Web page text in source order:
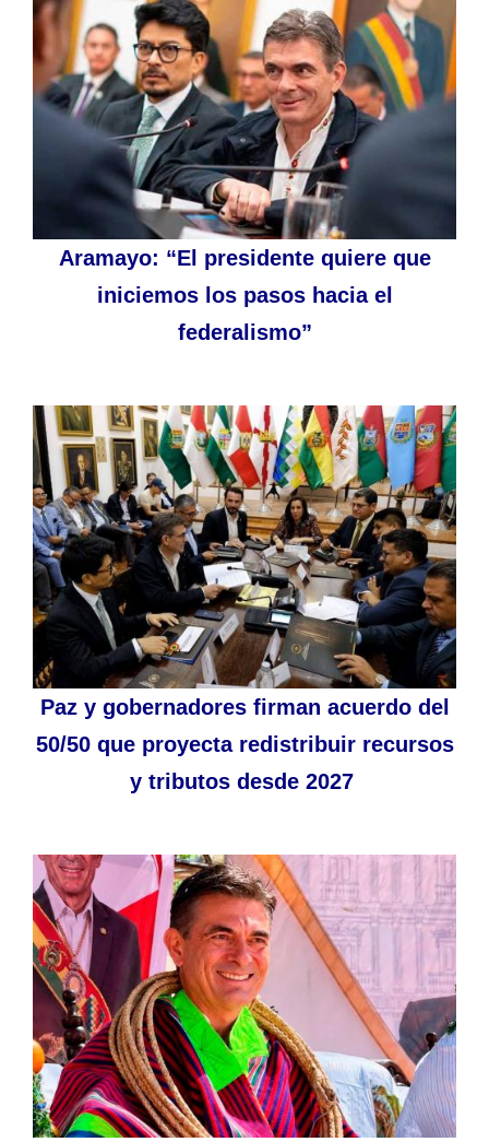
Aramayo: “El presidente quiere que
iniciemos los pasos hacia el
federalismo”
Paz y gobernadores firman acuerdo del
50/50 que proyecta redistribuir recursos
y tributos desde 2027